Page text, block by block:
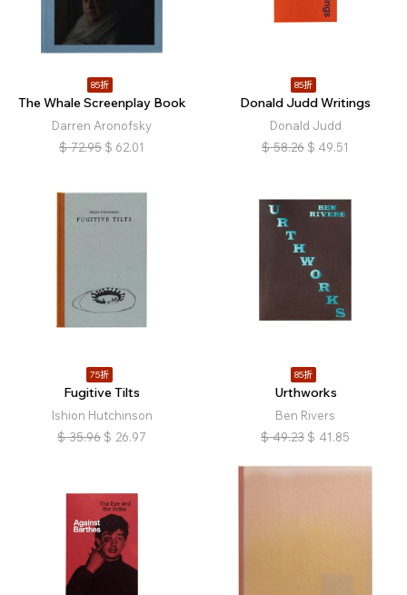
85折
The Whale Screenplay Book
Darren Aronofsky
$ 72.95 $ 62.01
85折
Donald Judd Writings
Donald Judd
$ 58.26 $ 49.51
75折
Fugitive Tilts
Ishion Hutchinson
$ 35.96 $ 26.97
85折
Urthworks
Ben Rivers
$ 49.23 $ 41.85